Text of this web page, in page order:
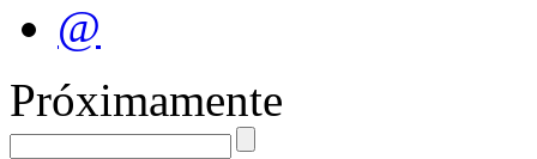
@
Próximamente